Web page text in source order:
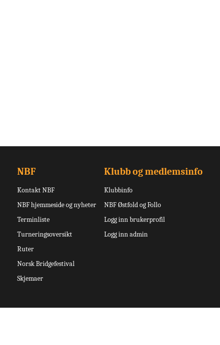
NBF
Kontakt NBF
NBF hjemmeside og nyheter
Terminliste
Turneringsoversikt
Ruter
Norsk Bridgefestival
Skjemaer
Klubb og medlemsinfo
Klubbinfo
NBF Østfold og Follo
Logg inn brukerprofil
Logg inn admin